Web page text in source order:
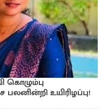
உயிரிழப்பு!